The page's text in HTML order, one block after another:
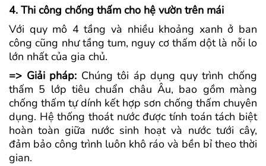
4. Thi công chống thấm cho hệ vườn trên mái
Với quy mô 4 tầng và nhiều khoảng xanh ở ban
công cũng như tầng tum, nguy cơ thấm dột là nỗi lo
lớn nhất của gia chủ.
=> Giải pháp: Chúng tôi áp dụng quy trình chống
thấm 5 lớp tiêu chuẩn châu Âu, bao gồm màng
chống thấm tự dính kết hợp sơn chống thấm chuyên
dụng. Hệ thống thoát nước được tính toán tách biệt
hoàn toàn giữa nước sinh hoạt và nước tưới cây,
đảm bảo công trình luôn khô ráo và bền bỉ theo thời
gian.